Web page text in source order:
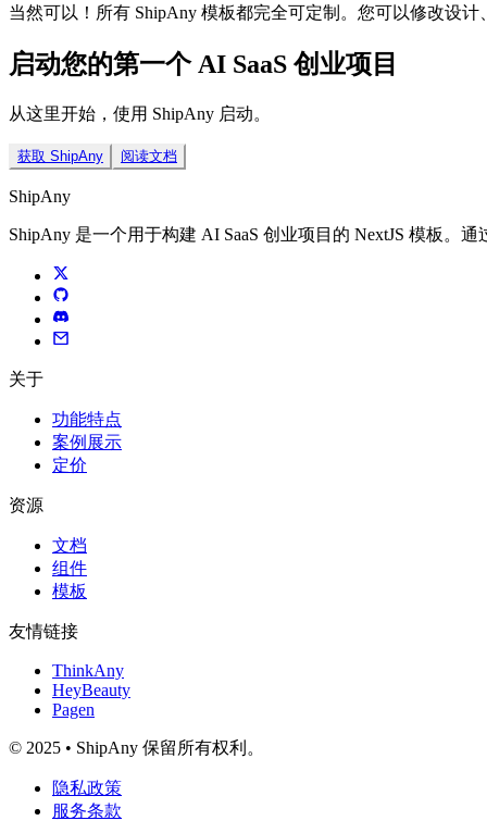
当然可以！所有 ShipAny 模板都完全可定制。您可以修改设
启动您的第一个 AI SaaS 创业项目
从这里开始，使用 ShipAny 启动。
获取 ShipAny 阅读文档
ShipAny
ShipAny 是一个用于构建 AI SaaS 创业项目的 NextJS 模板。
关于
功能特点
案例展示
定价
资源
文档
组件
模板
友情链接
ThinkAny
HeyBeauty
Pagen
© 2025 • ShipAny 保留所有权利。
隐私政策
服务条款